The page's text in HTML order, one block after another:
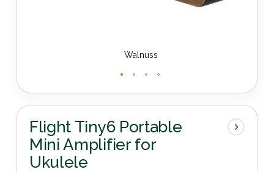
Walnuss
Zum
Anfang
der
Bildergalerie
springen
Flight Tiny6 Portable
Mini Amplifier for
Ukulele